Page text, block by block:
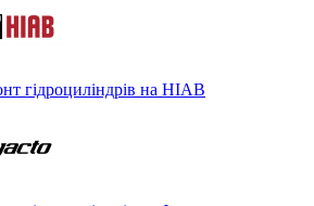
гідроциліндрів на HIAB